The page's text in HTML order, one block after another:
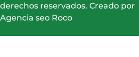
derechos reservados. Creado por
Agencia seo Roco